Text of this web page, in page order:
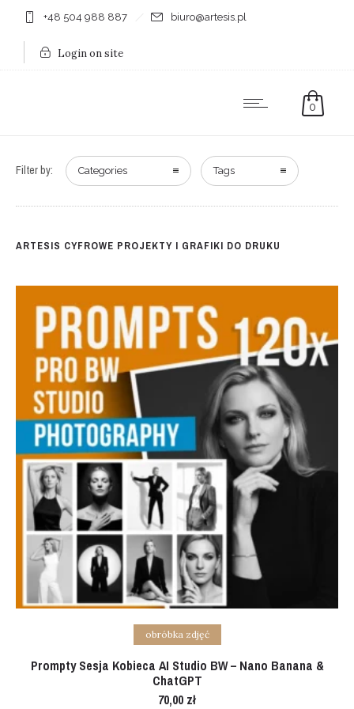
+48 504 988 887 biuro@artesis.pl
Login on site
0
Filter by: Categories Tags
ARTESIS CYFROWE PROJEKTY I GRAFIKI DO DRUKU
Add to cart
obróbka zdjęć
Prompty Sesja Kobieca AI Studio BW – Nano Banana &
ChatGPT
70,00 zł